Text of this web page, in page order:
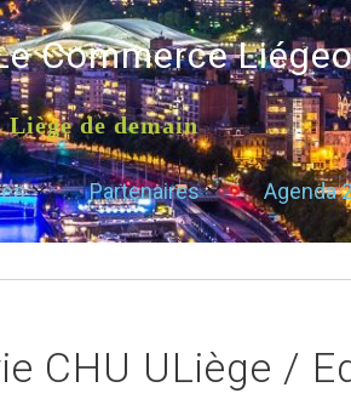
Commerce
Liège de demain
Partenaires Agenda
CHU ULiège /